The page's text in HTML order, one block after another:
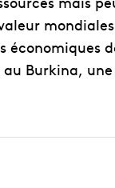
économiques
au Burkina,